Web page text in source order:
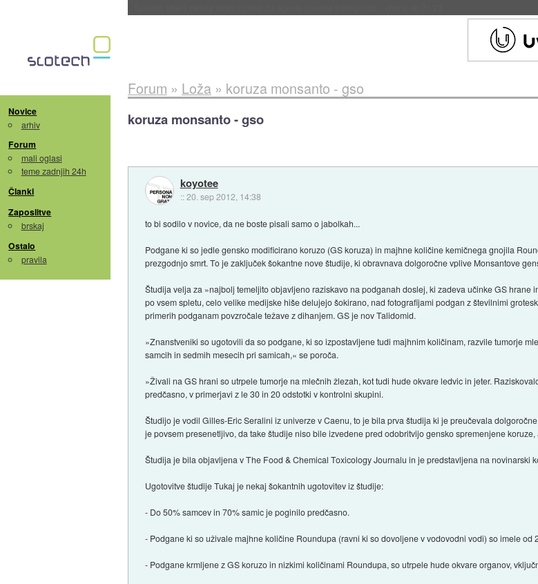
Novice
arhiv
Forum
mali oglasi
teme zadnjih 24h
Članki
Zaposlitve
brskaj
Ostalo
pravila
Forum » Loža» koruza monsanto - gso
koruza monsanto - gso
koyotee
::20. sep 2012, 14:38
to bi sodilo v novice, da ne boste pisali samo o jabolkah...
Podgane ki so jedle gensko modificirano koruzo (GS koruza) in majhne količine kemičnega gnojila
prezgodnjo smrt. To je zaključek šokantne nove študije, ki obravnava dolgoročne vplive Monsantove
Študija velja za »najbolj temeljito objavljeno raziskavo na podganah doslej, ki zadeva učinke GS
po vsem spletu, celo velike medijske hiše delujejo šokirano, nad fotografijami podgan z številnimi
primerih podganam povzročale težave z dihanjem. GS je nov Talidomid.
»Znanstveniki so ugotovili da so podgane, ki so izpostavljene tudi majhnim količinam, razvile tumorje
samcih in sedmih mesecih pri samicah,« se poroča.
»Živali na GS hrani so utrpele tumorje na mlečnih žlezah, kot tudi hude okvare ledvic in jeter.
predčasno, v primerjavi z le 30 in 20 odstotki v kontrolni skupini.
Študijo je vodil Gilles-Eric Seralini iz univerze v Caenu, to je bila prva študija ki je preučevala
je povsem presenetljivo, da take študije niso bile izvedene pred odobritvijo gensko spremenjene
Študija je bila objavljena v The Food & Chemical Toxicology Journalu in je predstavljena na novinarski
Ugotovitve študije Tukaj je nekaj šokantnih ugotovitev iz študije:
- Do 50% samcev in 70% samic je poginilo predčasno.
- Podgane ki so uživale majhne količine Roundupa (ravni ki so dovoljene v vodovodni vodi) so imele od
- Podgane krmljene z GS koruzo in nizkimi količinami Roundupa, so utrpele hude okvare organov,